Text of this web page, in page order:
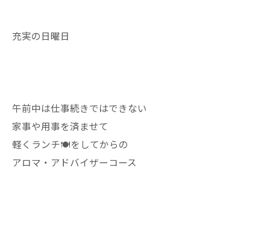
充実の日曜日
午前中は仕事続きではできない
家事や用事を済ませて
軽くランチ🍽️をしてからの
アロマ・アドバイザーコース